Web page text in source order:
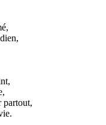
partout,